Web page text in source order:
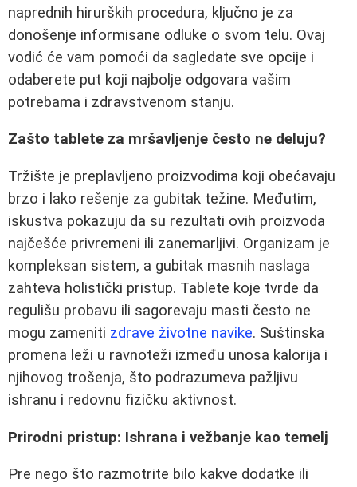
naprednih hirurških procedura, ključno je za
donošenje informisane odluke o svom telu. Ovaj
vodić će vam pomoći da sagledate sve opcije i
odaberete put koji najbolje odgovara vašim
potrebama i zdravstvenom stanju.
Zašto tablete za mršavljenje često ne deluju?
Tržište je preplavljeno proizvodima koji obećavaju
brzo i lako rešenje za gubitak težine. Međutim,
iskustva pokazuju da su rezultati ovih proizvoda
najčešće privremeni ili zanemarljivi. Organizam je
kompleksan sistem, a gubitak masnih naslaga
zahteva holistički pristup. Tablete koje tvrde da
regulišu probavu ili sagorevaju masti često ne
mogu zameniti zdrave životne navike. Suštinska
promena leži u ravnoteži između unosa kalorija i
njihovog trošenja, što podrazumeva pažljivu
ishranu i redovnu fizičku aktivnost.
Prirodni pristup: Ishrana i vežbanje kao temelj
Pre nego što razmotrite bilo kakve dodatke ili